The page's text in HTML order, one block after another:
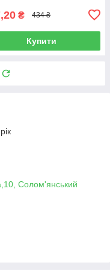
₴ 434 ₴
Купити
Солом'янський